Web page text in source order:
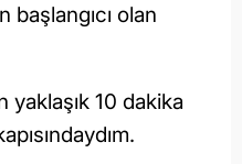
başlangıcı olan
yaklaşık 10 dakika